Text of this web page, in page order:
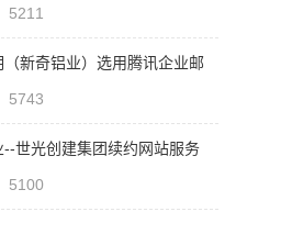
5211
（新奇铝业）选用腾讯企业邮
5743
--世光创建集团续约网站服务
5100